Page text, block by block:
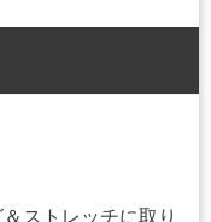
ストレッチに取り